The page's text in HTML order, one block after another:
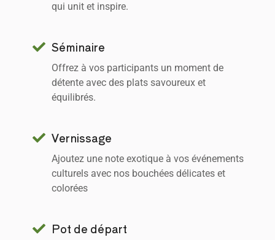
qui unit et inspire.
Séminaire
Offrez à vos participants un moment de
détente avec des plats savoureux et
équilibrés.
Vernissage
Ajoutez une note exotique à vos événements
culturels avec nos bouchées délicates et
colorées
Pot de départ